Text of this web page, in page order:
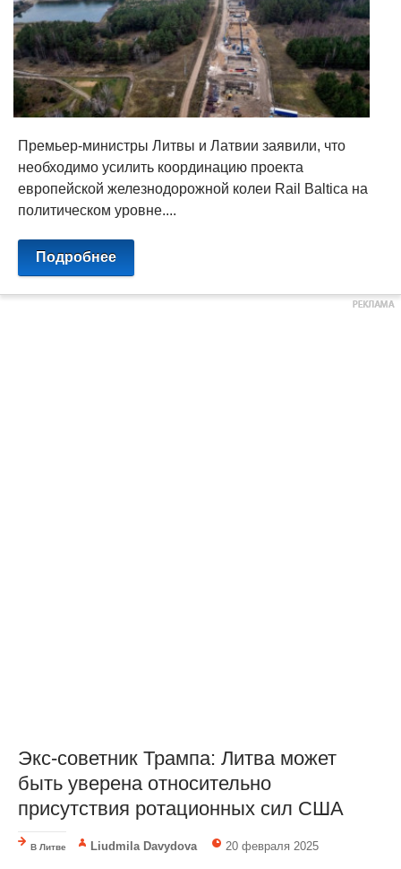
Премьер-министры Литвы и Латвии заявили, что
необходимо усилить координацию проекта
европейской железнодорожной колеи Rail Baltica на
политическом уровне....
Подробнее
Экс-советник Трампа: Литва может
быть уверена относительно
присутствия ротационных сил США
В Литве Liudmila Davydova 20 февраля 2025